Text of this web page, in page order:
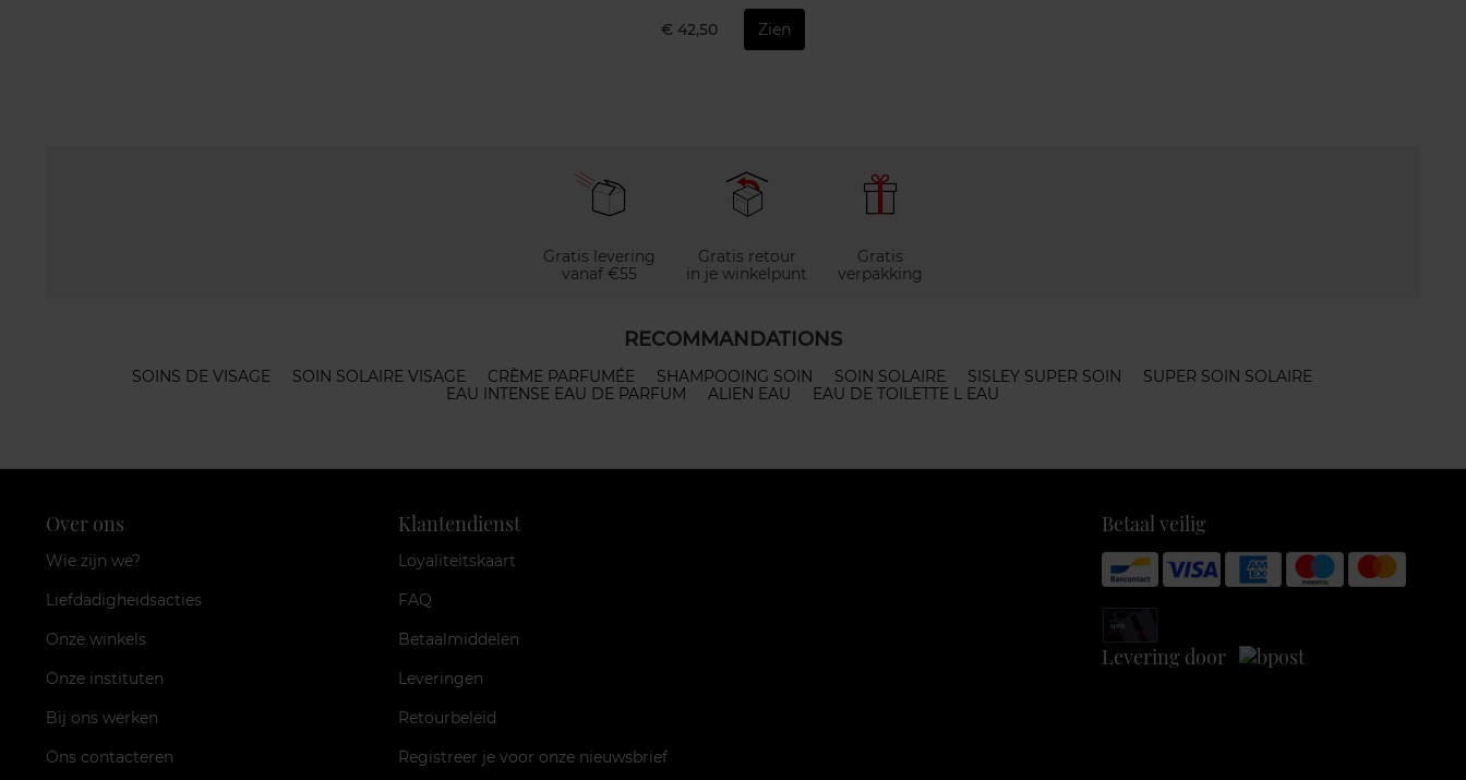
€ 42,50 Zien
Gratis levering
vanaf €55
Gratis retour
in je winkelpunt
Gratis
verpakking
RECOMMANDATIONS
SOINS DE VISAGE SOIN SOLAIRE VISAGE CRÈME PARFUMÉE SHAMPOOING SOIN SOIN SOLAIRE SISLEY SUPER SOIN
SUPER SOIN SOLAIRE
EAU INTENSE EAU DE PARFUM
ALIEN EAU EAU DE TOILETTE L EAU
Over ons
Wie zijn we?
Liefdadigheidsacties
Onze winkels
Onze instituten
Bij ons werken
Ons contacteren
Klantendienst
Loyaliteitskaart
FAQ
Betaalmiddelen
Leveringen
Retourbeleid
Registreer je voor onze nieuwsbrief
Betaal veilig
Levering door